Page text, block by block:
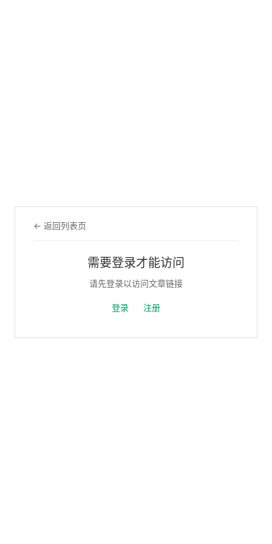
← 返回列表页
需要登录才能访问
请先登录以访问文章链接
登录 注册